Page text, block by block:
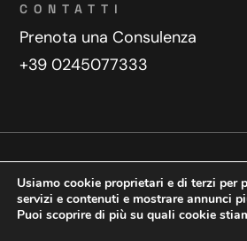
CONTATTI
Prenota una Consulenza
+39 0245077333
Copyright © 2025 WeDoDigital
Creazione e sviluppo siti web
Usiamo cookie proprietari e di terzi per
servizi e contenuti e mostrare annunci
Puoi scoprire di più su quali cookie